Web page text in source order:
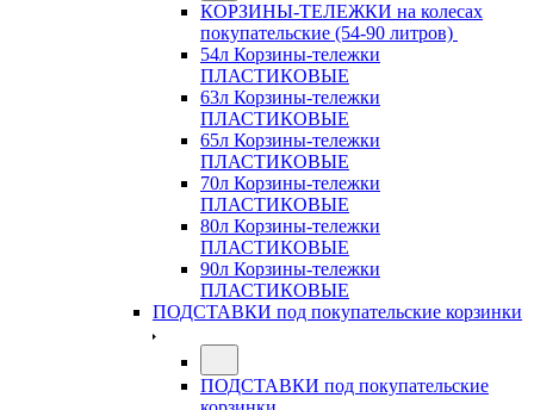
КОРЗИНЫ-ТЕЛЕЖКИ на колесах
покупательские (54-90 литров)
54л Корзины-тележки
ПЛАСТИКОВЫЕ
63л Корзины-тележки
ПЛАСТИКОВЫЕ
65л Корзины-тележки
ПЛАСТИКОВЫЕ
70л Корзины-тележки
ПЛАСТИКОВЫЕ
80л Корзины-тележки
ПЛАСТИКОВЫЕ
90л Корзины-тележки
ПЛАСТИКОВЫЕ
ПОДСТАВКИ под покупательские корзинки
ПОДСТАВКИ под покупательские